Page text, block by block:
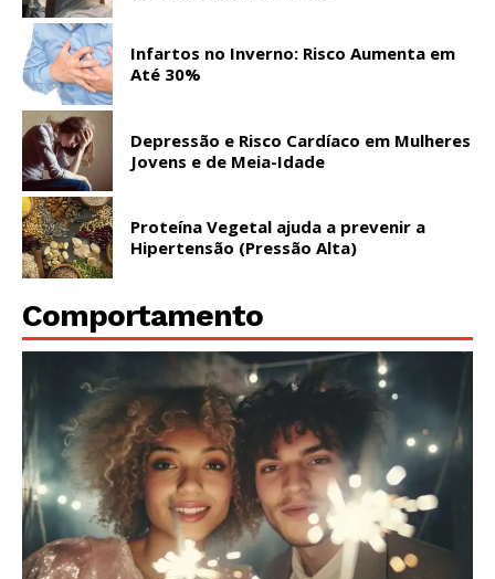
Infartos no Inverno: Risco Aumenta em
Até 30%
Depressão e Risco Cardíaco em Mulheres
Jovens e de Meia-Idade
Proteína Vegetal ajuda a prevenir a
Hipertensão (Pressão Alta)
Comportamento